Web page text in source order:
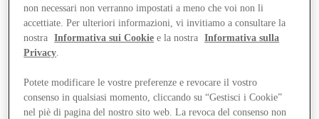
Vieni a trovarci
non necessari non verranno impostati a meno che voi non li
accettiate. Per ulteriori informazioni, vi invitiamo a consultare la
nostra
Informativa sui Cookie e la nostra
Informativa sulla
Privacy.
Potete modificare le vostre preferenze e revocare il vostro
consenso in qualsiasi momento, cliccando su “Gestisci i Cookie”
nel piè di pagina del nostro sito web. La revoca del consenso non